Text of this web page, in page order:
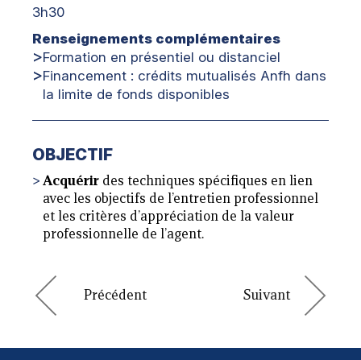
3h30
Renseignements complémentaires
Formation en présentiel ou distanciel
Financement : crédits mutualisés Anfh dans
la limite de fonds disponibles
OBJECTIF
Acquérirdes techniques spécifiques en lien
avec les objectifs de l’entretien professionnel
et les critères d’appréciation de la valeur
professionnelle de l’agent.